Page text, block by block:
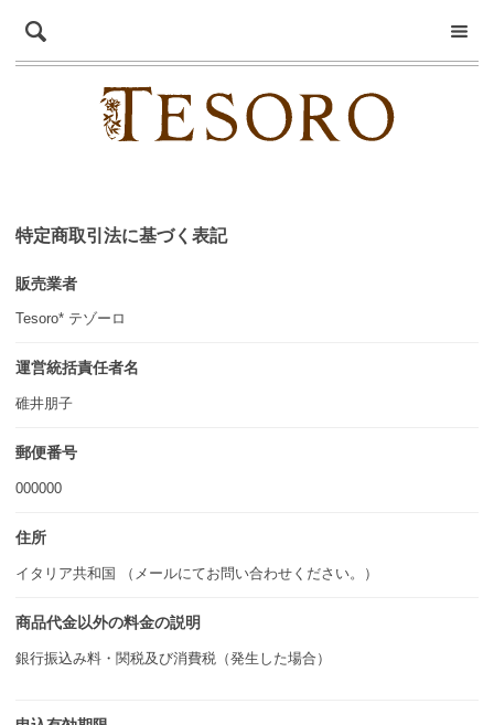
特定商取引法に基づく表記
販売業者
Tesoro* テゾーロ
運営統括責任者名
碓井朋子
郵便番号
000000
住所
イタリア共和国 （メールにてお問い合わせください。）
商品代金以外の料金の説明
銀行振込み料・関税及び消費税（発生した場合）